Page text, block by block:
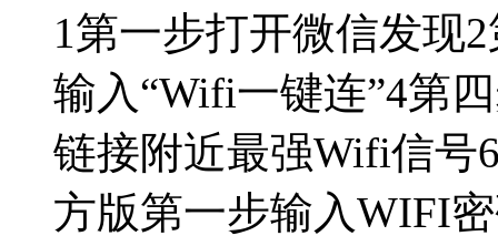
1第一步打开微信发现
输入“Wifi一键连”4第
链接附近最强Wifi信号
方版第一步输入WIFI